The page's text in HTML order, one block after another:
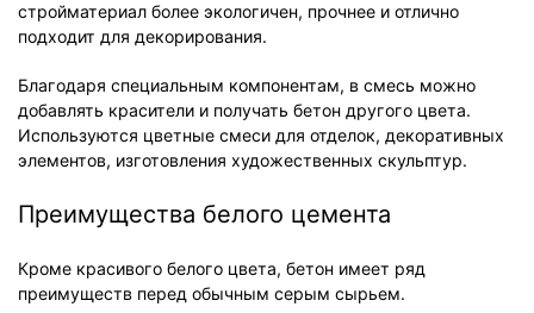
стройматериал более экологичен, прочнее и отлично
подходит для декорирования.
Благодаря специальным компонентам, в смесь можно
добавлять красители и получать бетон другого цвета.
Используются цветные смеси для отделок, декоративных
элементов, изготовления художественных скульптур.
Преимущества белого цемента
Кроме красивого белого цвета, бетон имеет ряд
преимуществ перед обычным серым сырьем.